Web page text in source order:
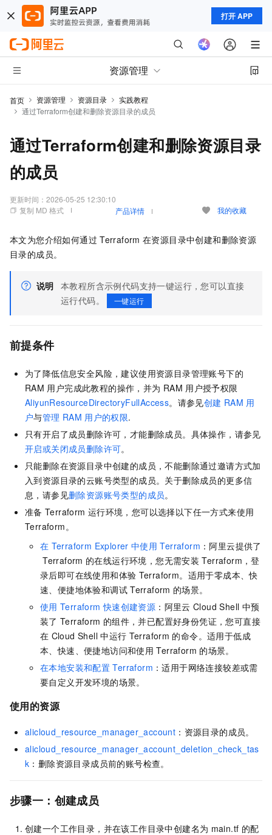
打开 APP
资源管理
首页 资源管理 资源目录
实践教程
通过Terraform创建和删除资源目录的成员
通过Terraform创建和删除资源目录
的成员
更新时间： 2026-05-25 12:30:10
复制 MD 格式
产品详情 我的收藏
本文为您介绍如何通过 Terraform 在资源目录中创建和删除资源
目录的成员。
说明 本教程所含示例代码支持一键运行，您可以直接
运行代码。
一键运行
前提条件
为了降低信息安全风险，建议使用资源目录管理账号下的
RAM 用户完成此教程的操作，并为 RAM 用户授予权限
AliyunResourceDirectoryFullAccess。请参见创建 RAM 用
户与管理 RAM 用户的权限.
只有开启了成员删除许可，才能删除成员。具体操作，请参见
开启或关闭成员删除许可。
只能删除在资源目录中创建的成员，不能删除通过邀请方式加
入到资源目录的云账号类型的成员。关于删除成员的更多信
息，请参见删除资源账号类型的成员。
准备 Terraform 运行环境，您可以选择以下任一方式来使用
Terraform。
在 Terraform Explorer 中使用 Terraform ：阿里云提供了
Terraform 的在线运行环境，您无需安装 Terraform，登
录后即可在线使用和体验 Terraform。适用于零成本、快
速、便捷地体验和调试 Terraform 的场景。
使用 Terraform 快速创建资源 ：阿里云 Cloud Shell 中预
装了 Terraform 的组件，并已配置好身份凭证，您可直接
在 Cloud Shell 中运行 Terraform 的命令。适用于低成
本、快速、便捷地访问和使用 Terraform 的场景。
在本地安装和配置 Terraform ：适用于网络连接较差或需
要自定义开发环境的场景。
使用的资源
alicloud_resource_manager_account ：资源目录的成员。
alicloud_resource_manager_account_deletion_check_tas
k ：删除资源目录成员前的账号检查。
步骤一：创建成员
创建一个工作目录，并在该工作目录中创建名为 main.tf 的配